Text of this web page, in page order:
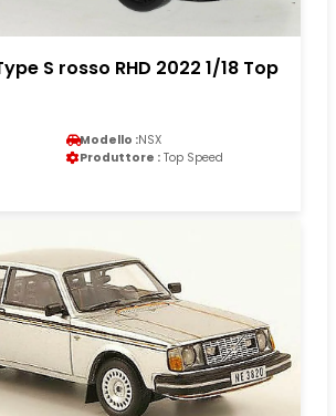
S rosso RHD 2022 1/18 Top
Modello :NSX
Produttore : Top Speed